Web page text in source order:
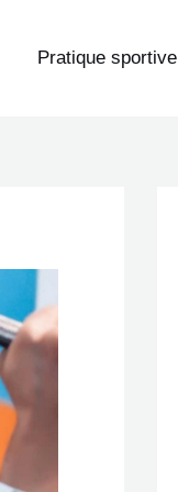
Pratique sportive